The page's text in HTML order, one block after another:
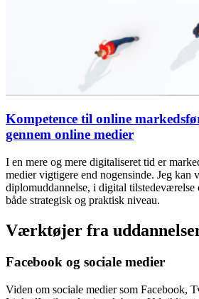
Kompetence til online
gennem online medier
I en mere og mere digitaliseret tid er
medier vigtigere end nogensinde. Jeg kan
diplomuddannelse, i digital tilstedeværelse
både strategisk og praktisk niveau.
Værktøjer fra
Facebook og sociale medier
Viden om sociale medier som Facebook,